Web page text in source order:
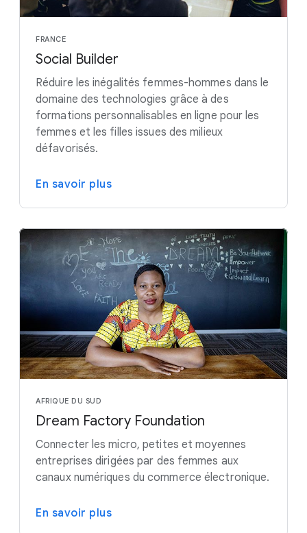
FRANCE
Social Builder
Réduire les inégalités femmes-hommes dans le
domaine des technologies grâce à des
formations personnalisables en ligne pour les
femmes et les filles issues des milieux
défavorisés.
En savoir plus
AFRIQUE DU SUD
Dream Factory Foundation
Connecter les micro, petites et moyennes
entreprises dirigées par des femmes aux
canaux numériques du commerce électronique.
En savoir plus